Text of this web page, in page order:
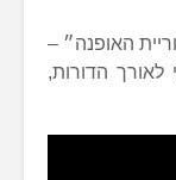
האופנה״ –
לאורך הדורות,